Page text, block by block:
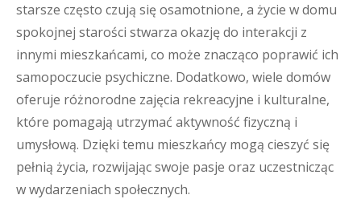
starsze często czują się osamotnione, a życie w domu
spokojnej starości stwarza okazję do interakcji z
innymi mieszkańcami, co może znacząco poprawić ich
samopoczucie psychiczne. Dodatkowo, wiele domów
oferuje różnorodne zajęcia rekreacyjne i kulturalne,
które pomagają utrzymać aktywność fizyczną i
umysłową. Dzięki temu mieszkańcy mogą cieszyć się
pełnią życia, rozwijając swoje pasje oraz uczestnicząc
w wydarzeniach społecznych.